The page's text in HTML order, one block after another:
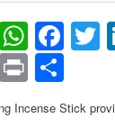
Email
Skype
Print
Incense Stick